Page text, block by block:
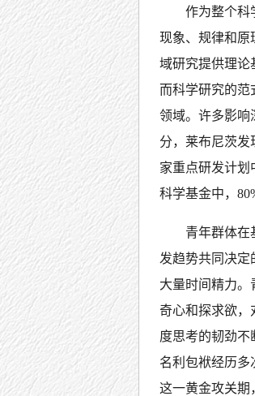
作为整个科
现象、规律和原
域研究提供理论
而科学研究的
领域。许多影响
分，莱布尼茨发
家重点研发计划
科学基金中，
青年群体在
发趋势共同决定
大量时间精力
奇心和探求欲，
度思考的韧劲
名利包袱经历
这一黄金攻关期